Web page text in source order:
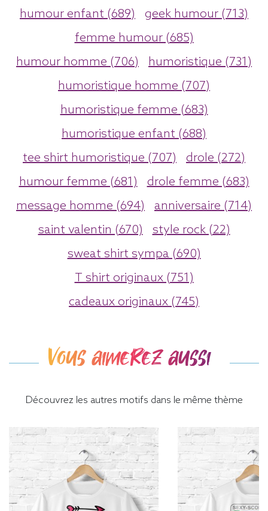
humour enfant (689)
geek humour (713)
femme humour (685)
humour homme (706)
humoristique (731)
humoristique homme (707)
humoristique femme (683)
humoristique enfant (688)
tee shirt humoristique (707)
drole (272)
humour femme (681)
drole femme (683)
message homme (694)
anniversaire (714)
saint valentin (670)
style rock (22)
sweat shirt sympa (690)
T shirt originaux (751)
cadeaux originaux (745)
Vous aimerez aussi
Découvrez les autres motifs dans le même thème